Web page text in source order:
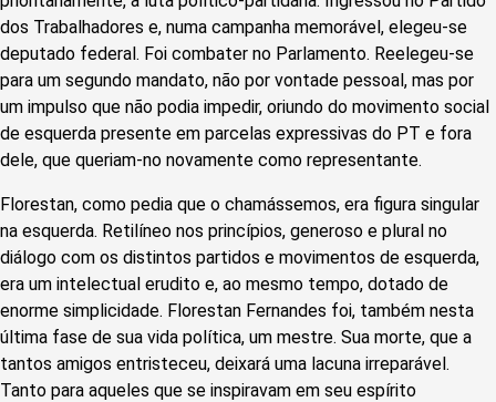
dos Trabalhadores e, numa campanha memorável, elegeu-se
deputado federal. Foi combater no Parlamento. Reelegeu-se
para um segundo mandato, não por vontade pessoal, mas por
um impulso que não podia impedir, oriundo do movimento social
de esquerda presente em parcelas expressivas do PT e fora
dele, que queriam-no novamente como representante.
Florestan, como pedia que o chamássemos, era figura singular
na esquerda. Retilíneo nos princípios, generoso e plural no
diálogo com os distintos partidos e movimentos de esquerda,
era um intelectual erudito e, ao mesmo tempo, dotado de
enorme simplicidade. Florestan Fernandes foi, também nesta
última fase de sua vida política, um mestre. Sua morte, que a
tantos amigos entristeceu, deixará uma lacuna irreparável.
Tanto para aqueles que se inspiravam em seu espírito